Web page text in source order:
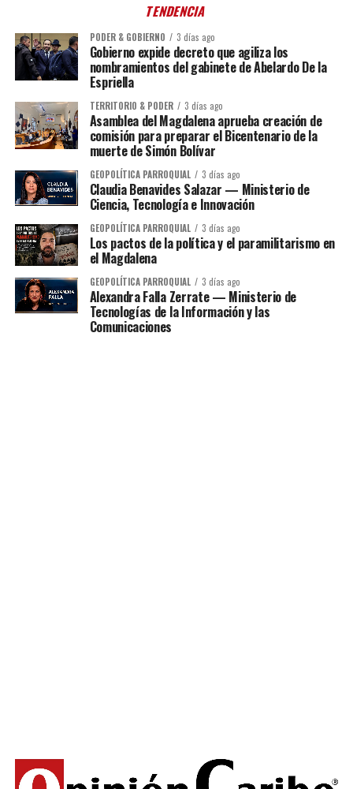
TENDENCIA
PODER & GOBIERNO 3 días ago
Gobierno expide decreto que agiliza los
nombramientos del gabinete de Abelardo De la
Espriella
TERRITORIO & PODER 3 días ago
Asamblea del Magdalena aprueba creación de
comisión para preparar el Bicentenario de la
muerte de Simón Bolívar
GEOPOLÍTICA PARROQUIAL 3 días ago
Claudia Benavides Salazar — Ministerio de
Ciencia, Tecnología e Innovación
GEOPOLÍTICA PARROQUIAL 3 días ago
Los pactos de la política y el paramilitarismo en
el Magdalena
GEOPOLÍTICA PARROQUIAL 3 días ago
Alexandra Falla Zerrate — Ministerio de
Tecnologías de la Información y las
Comunicaciones